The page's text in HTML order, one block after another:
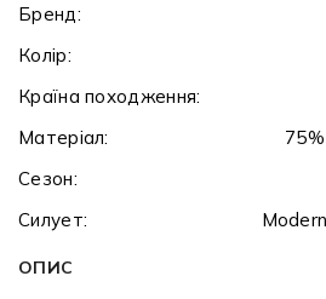
Бренд:
Колір:
Країна походження:
Матеріал:
Сезон:
Силует:
ОПИС